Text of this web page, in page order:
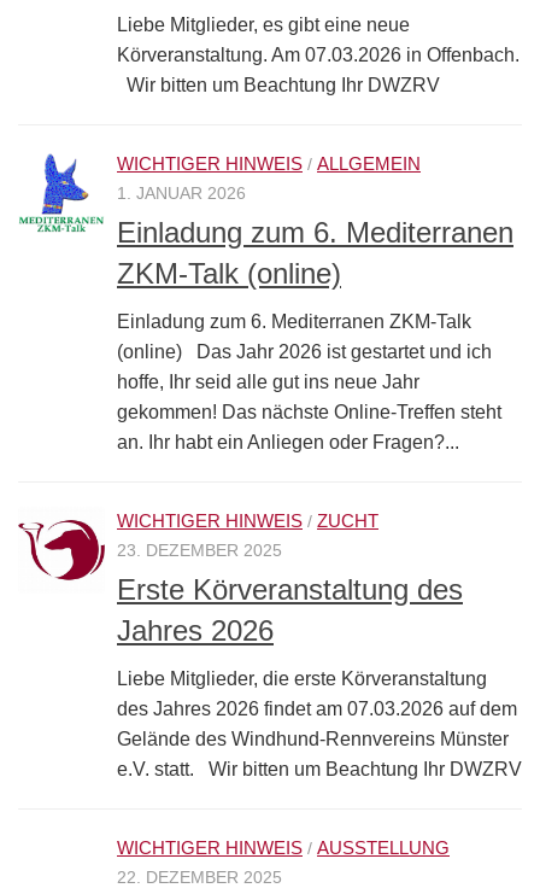
Liebe Mitglieder, es gibt eine neue
Körveranstaltung. Am 07.03.2026 in Offenbach.
Wir bitten um Beachtung Ihr DWZRV
WICHTIGER HINWEIS / ALLGEMEIN
1. JANUAR 2026
Einladung zum 6. Mediterranen
ZKM-Talk (online)
Einladung zum 6. Mediterranen ZKM-Talk
(online) Das Jahr 2026 ist gestartet und ich
hoffe, Ihr seid alle gut ins neue Jahr
gekommen! Das nächste Online-Treffen steht
an. Ihr habt ein Anliegen oder Fragen?...
WICHTIGER HINWEIS / ZUCHT
23. DEZEMBER 2025
Erste Körveranstaltung des
Jahres 2026
Liebe Mitglieder, die erste Körveranstaltung
des Jahres 2026 findet am 07.03.2026 auf dem
Gelände des Windhund-Rennvereins Münster
e.V. statt. Wir bitten um Beachtung Ihr DWZRV
WICHTIGER HINWEIS / AUSSTELLUNG
22. DEZEMBER 2025